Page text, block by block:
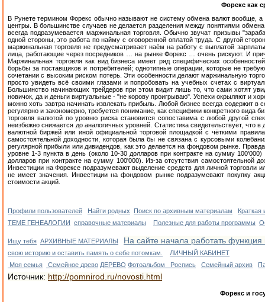
Форекс как
В Рунете термином Форекс обычно называют не систему обмена валют вообще, а
центры. В большинстве случаев не делается разделения между понятиями
всегда подразумевается маржинальная торговля. Обычно звучат призывы
одной стороны, это работа по найму с оговоренной оплатой труда. С другой
маржинальная торговля не предусматривает наём на работу с выплатой
лица, работающие через посредников … на рынке Форекс … очень рискуют. И
Маржинальная торговля как вид бизнеса имеет ряд специфических
борьбы за поставщиков и потребителей; однотипные операции, которые не
сочетании с высоким риском потерь. Эти особенности делают маржинальную
просто увидеть всё своими глазами и попробовать на учебных счетах с
Большинство начинающих трейдеров при этом видит лишь то, что сами хотят
новичок, да и деньги виртуальные - "не корову проигрываю". Успехи окрыляют и
можно хоть завтра начинать извлекать прибыль. Любой бизнес всегда содержит
регулярно и закономерно, требуется понимание, как специфики конкретного
торговля валютой по уровню риска становится сопоставима с любой другой
неизбежно снижается до аналогичных уровней. Статистика свидетельствует, что
валютной биржей или иной официальной торговой площадкой с чёткими
самостоятельной доходности, которая была бы не связана с курсовыми
регулярной прибыли или дивидендов, как это делается на фондовом рынке.
уровне 1-3 пункта в день (около 10-30 долларов при контракте на сумму
долларов при контракте на сумму 100'000). Из-за отсутствия
Инвестиции на Форексе подразумевают выделение средств для личной торговли
не имеет значения. Инвестиции на фондовом рынке подразумевают покупку
стоимости акций.
Профили пользователей Найти родных Поиск по архивным материалам
Краткая
ТЕМЕ ГЕНЕАЛОГИИ справочные материалы Полезные для работы программы
Ищу тебя АРХИВНЫЕ МАТЕРИАЛЫ На сайте начала работать
свою историю и оставить память о себе потомкам.
ЛИЧНЫЙ КАБИНЕТ
Моя семья
Семейное древо ДЕРЕВО Фотоальбом Роспись Семейный архив
Источник: http://pomnirod.ru/novosti.html
Форекс и